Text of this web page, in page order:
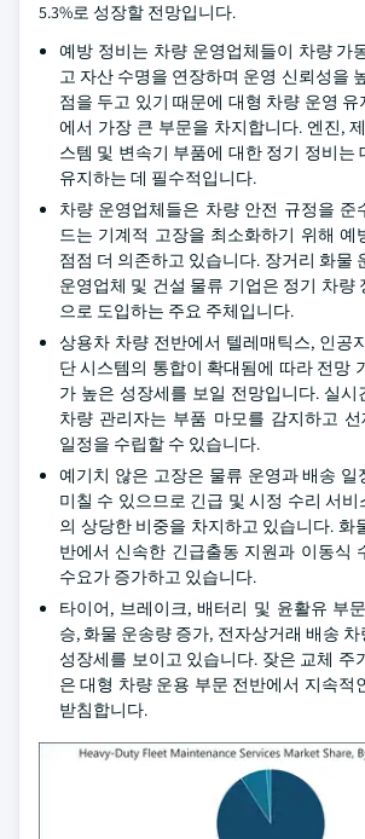
5.3%로 성장할 전망입니다.
예방 정비는 차량 운영업체들이 차량 가
고 자산 수명을 연장하며 운영 신뢰성을
점을 두고 있기 때문에 대형 차량 운영
에서 가장 큰 부문을 차지합니다. 엔진,
스템 및 변속기 부품에 대한 정기 정비는
유지하는 데 필수적입니다.
차량 운영업체들은 차량 안전 규정을 준
드는 기계적 고장을 최소화하기 위해 예
점점 더 의존하고 있습니다. 장거리 화물
운영업체 및 건설 물류 기업은 정기 차량
으로 도입하는 주요 주체입니다.
상용차 차량 전반에서 텔레매틱스, 인공
단 시스템의 통합이 확대됨에 따라 전망
가 높은 성장세를 보일 전망입니다. 실시
차량 관리자는 부품 마모를 감지하고
일정을 수립할 수 있습니다.
예기치 않은 고장은 물류 운영과 배송 일
미칠 수 있으므로 긴급 및 시정 수리 서
의 상당한 비중을 차지하고 있습니다. 화
반에서 신속한 긴급출동 지원과 이동식
수요가 증가하고 있습니다.
타이어, 브레이크, 배터리 및 윤활유 부
승, 화물 운송량 증가, 전자상거래 배송
성장세를 보이고 있습니다. 잦은 교체 주
은 대형 차량 운용 부문 전반에서 지속적
받침합니다.